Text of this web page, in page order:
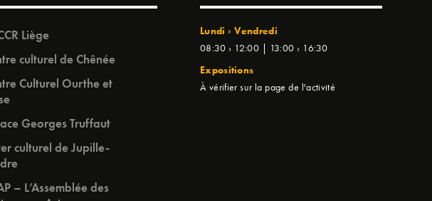
Liège
culturel de Chênée
Culturel Ourthe et
Georges Truffaut
culturel de Jupille-
– L’Assemblée des
Lundi › Vendredi
08:30 › 12:00 | 13:00 › 16:30
Expositions
À vérifier sur la page de l'activité